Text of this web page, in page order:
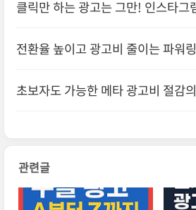
클릭만 하는 광고는 그만! 인스타그
전환율 높이고 광고비 줄이는 파워
초보자도 가능한 메타 광고비 절감
관련글